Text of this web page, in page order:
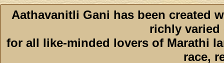
Aathavanitli Gani has been created
richly varied
for all like-minded lovers of Marathi
race,